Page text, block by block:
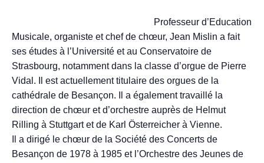
Professeur d’Education
Musicale, organiste et chef de chœur, Jean Mislin a fait
ses études à l’Université et au Conservatoire de
Strasbourg, notamment dans la classe d’orgue de Pierre
Vidal. Il est actuellement titulaire des orgues de la
cathédrale de Besançon. Il a également travaillé la
direction de chœur et d’orchestre auprès de Helmut
Rilling à Stuttgart et de Karl Österreicher à Vienne.
Il a dirigé le chœur de la Société des Concerts de
Besançon de 1978 à 1985 et l’Orchestre des Jeunes de